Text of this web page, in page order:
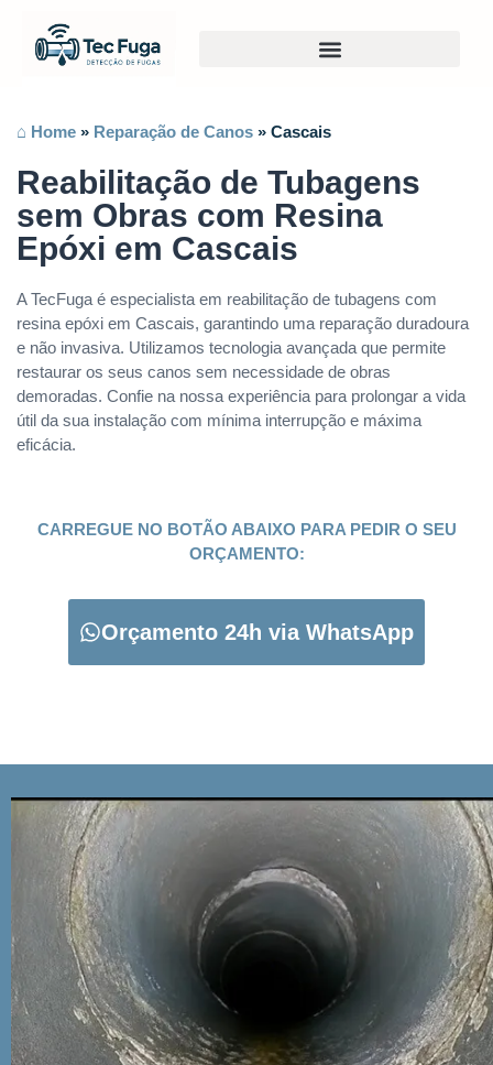
⌂ Home » Reparação de Canos » Cascais
Reabilitação de Tubagens
sem Obras com Resina
Epóxi em Cascais
A TecFuga é especialista em reabilitação de tubagens com
resina epóxi em Cascais, garantindo uma reparação duradoura
e não invasiva. Utilizamos tecnologia avançada que permite
restaurar os seus canos sem necessidade de obras
demoradas. Confie na nossa experiência para prolongar a vida
útil da sua instalação com mínima interrupção e máxima
eficácia.
CARREGUE NO BOTÃO ABAIXO PARA PEDIR O SEU
ORÇAMENTO:
Orçamento 24h via WhatsApp